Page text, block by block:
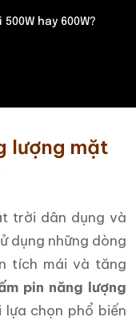
hay 600W?
lượng mặt
trời dân dụng và
dụng những dòng
tích mái và tăng
pin năng lượng
chọn phổ biến